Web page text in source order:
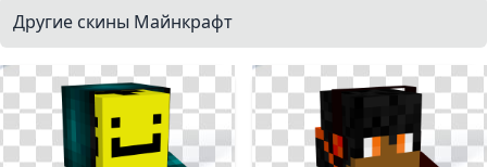
Другие скины Майнкрафт